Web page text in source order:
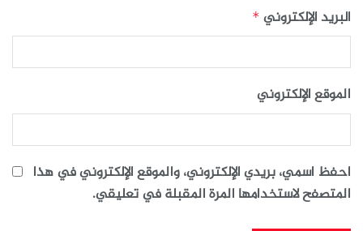
البريد الإلكتروني *
الموقع الإلكتروني
احفظ اسمي، بريدي الإلكتروني، والموقع الإلكتروني في هذا
المتصفح لاستخدامها المرة المقبلة في تعليقي.